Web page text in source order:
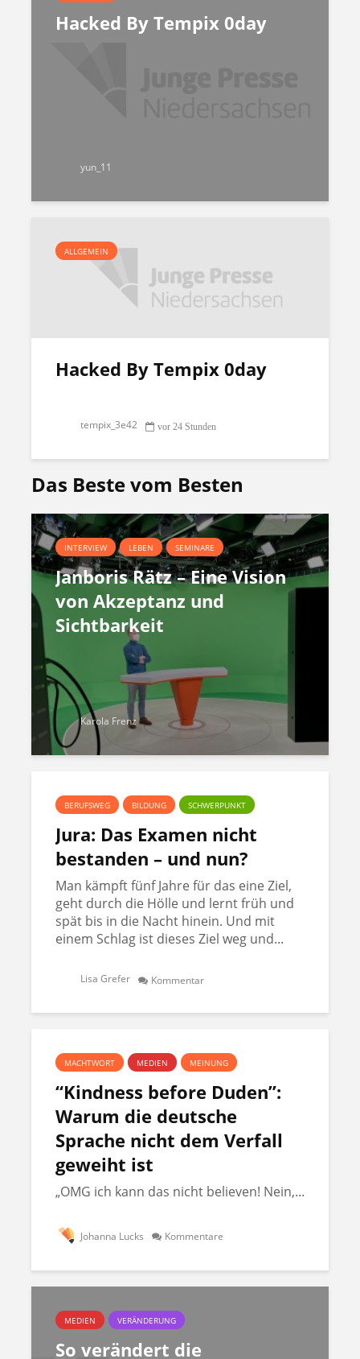
Hacked By Tempix 0day
yun_11
ALLGEMEIN
Hacked By Tempix 0day
tempix_3e42 vor 24 Stunden
Das Beste vom Besten
INTERVIEW LEBEN SEMINARE
Janboris Rätz – Eine Vision
von Akzeptanz und
Sichtbarkeit
Karola Frenz
BERUFSWEG BILDUNG SCHWERPUNKT
Jura: Das Examen nicht
bestanden – und nun?
Man kämpft fünf Jahre für das eine Ziel,
geht durch die Hölle und lernt früh und
spät bis in die Nacht hinein. Und mit
einem Schlag ist dieses Ziel weg und...
Lisa Grefer Kommentar
MACHTWORT MEDIEN MEINUNG
“Kindness before Duden”:
Warum die deutsche
Sprache nicht dem Verfall
geweiht ist
„OMG ich kann das nicht believen! Nein,...
Johanna Lucks Kommentare
MEDIEN VERÄNDERUNG
So verändert die